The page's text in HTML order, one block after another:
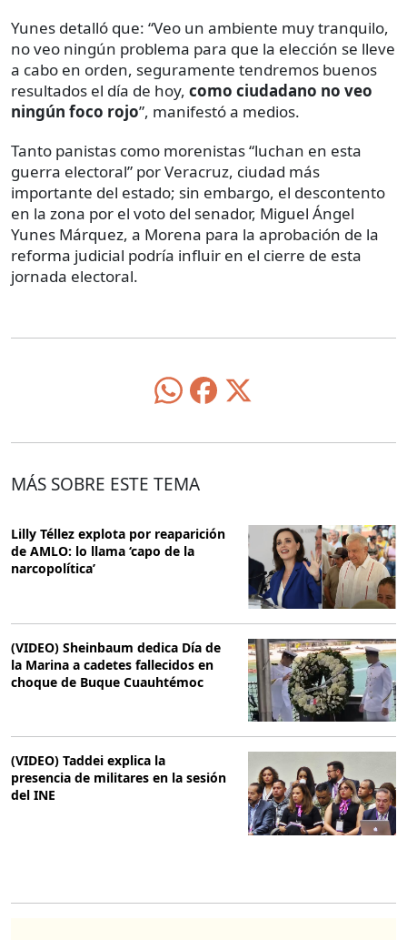
Yunes detalló que: “Veo un ambiente muy tranquilo,
no veo ningún problema para que la elección se lleve
a cabo en orden, seguramente tendremos buenos
resultados el día de hoy, como ciudadano no veo
ningún foco rojo”, manifestó a medios.
Tanto panistas como morenistas “luchan en esta
guerra electoral” por Veracruz, ciudad más
importante del estado; sin embargo, el descontento
en la zona por el voto del senador, Miguel Ángel
Yunes Márquez, a Morena para la aprobación de la
reforma judicial podría influir en el cierre de esta
jornada electoral.
MÁS SOBRE ESTE TEMA
Lilly Téllez explota por reaparición
de AMLO: lo llama ‘capo de la
narcopolítica’
(VIDEO) Sheinbaum dedica Día de
la Marina a cadetes fallecidos en
choque de Buque Cuauhtémoc
(VIDEO) Taddei explica la
presencia de militares en la sesión
del INE